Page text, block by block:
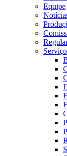
Equipe